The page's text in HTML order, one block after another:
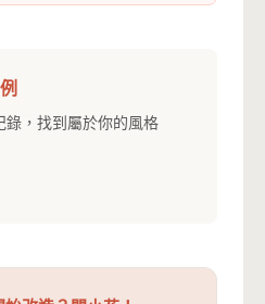
錄，找到屬於你的風格